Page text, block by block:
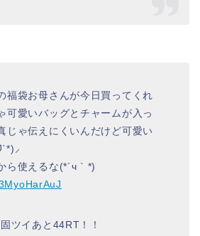
福袋お母さんが今日買ってくれ
可愛いバッグとチャームが入っ
じゃ伝えにくいんだけど可愛い
ら使えるな(*´ч ` *)
固ツイあと44RT！！